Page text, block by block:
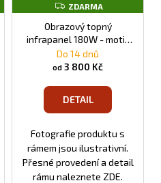
Z
D
A
R
M
A
ZDARMA
Obrazový topný
infrapanel 180W - motiv
č. 05
Do 14 dnů
od 3 800 Kč
DETAIL
Fotografie produktu s
rámem jsou ilustrativní.
Přesné provedení a detail
rámu naleznete ZDE.